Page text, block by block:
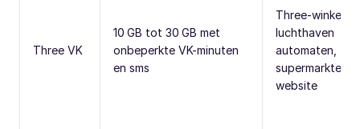
Three VK
10 GB tot 30 GB met
onbeperkte VK-minuten
en sms
Three-winkels,
luchthaven
automaten,
supermarkten
website